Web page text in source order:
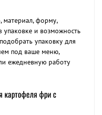
материал, форму,
упаковке и возможность
упаковку для
под ваше меню,
ежедневную работу
картофеля фри с